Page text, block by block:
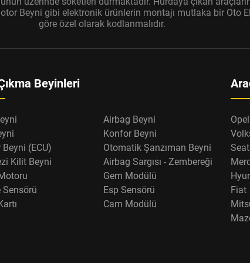
Beyni gibi elektronik ürünlerin montajı mutlaka bir Oto
göre özel olarak kodlanmalıdır.
Beyinleri
Airbag Beyni
Konfor Beyni
(ECU)
Otomatik Şanzıman Beyni
Kilit Beyni
Airbag Sargısı - Zembereği
Gem Modülü
Sensörü
Esp Sensörü
Cam Modülü
Opel
Seat
Fiat